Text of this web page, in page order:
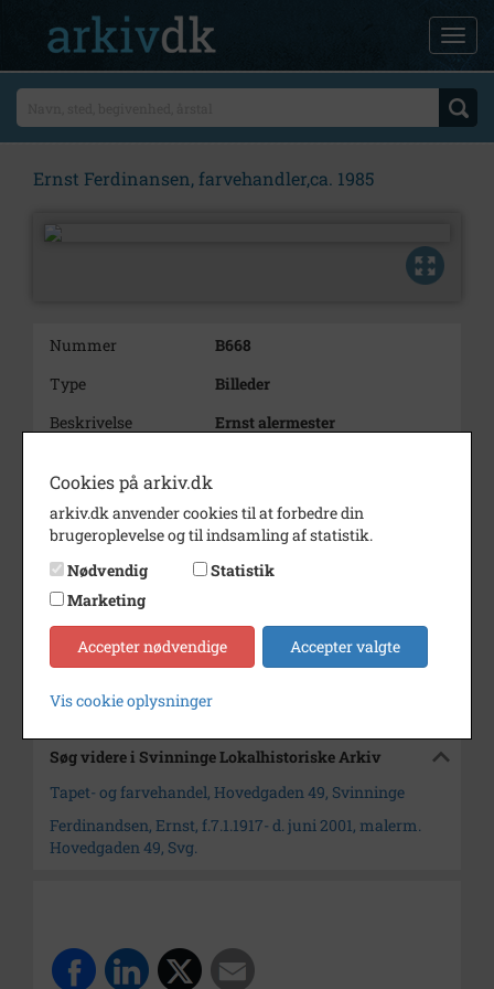
Ernst Ferdinansen, farvehandler,ca. 1985
Nummer
B668
Type
Billeder
Beskrivelse
Ernst alermester
Periode
1980 - 1990
Dateringsnote
ca. 1985
Fotograf
Ukendt
Arkiv
Svinninge Lokalhistoriske
Arkiv
Kontakt arkivet
Søg videre i Svinninge Lokalhistoriske Arkiv
Tapet- og farvehandel, Hovedgaden 49, Svinninge
Ferdinandsen, Ernst, f.7.1.1917- d. juni 2001, malerm.
Hovedgaden 49, Svg.
Cookies på arkiv.dk
arkiv.dk anvender cookies til at forbedre din
brugeroplevelse og til indsamling af statistik.
Nødvendig
Statistik
Marketing
Accepter nødvendige Accepter valgte
Vis cookie oplysninger